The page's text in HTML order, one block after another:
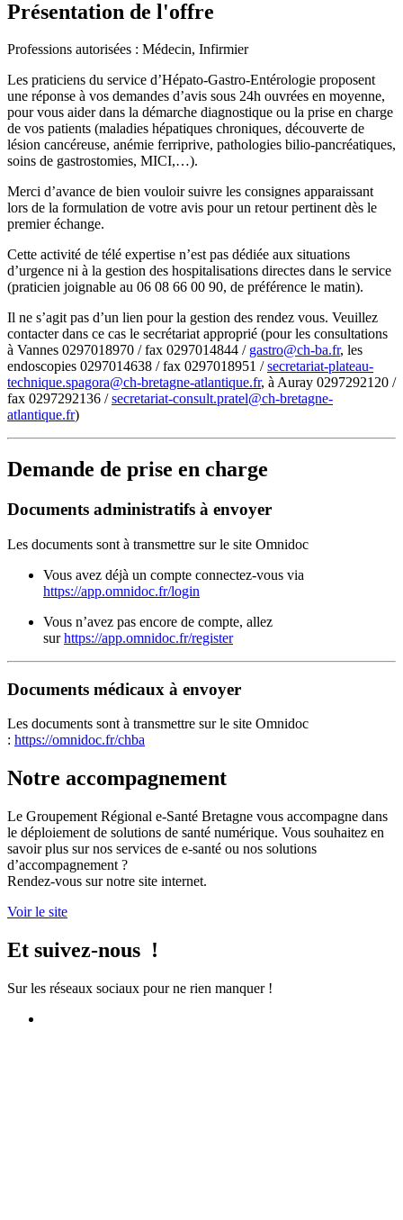
Présentation de l'offre
Professions autorisées : Médecin, Infirmier
Les praticiens du service d’Hépato-Gastro-Entérologie proposent
une réponse à vos demandes d’avis sous 24h ouvrées en moyenne,
pour vous aider dans la démarche diagnostique ou la prise en charge
de vos patients (maladies hépatiques chroniques, découverte de
lésion cancéreuse, anémie ferriprive, pathologies bilio-pancréatiques,
soins de gastrostomies, MICI,…).
Merci d’avance de bien vouloir suivre les consignes apparaissant
lors de la formulation de votre avis pour un retour pertinent dès le
premier échange.
Cette activité de télé expertise n’est pas dédiée aux situations
d’urgence ni à la gestion des hospitalisations directes dans le service
(praticien joignable au 06 08 66 00 90, de préférence le matin).
Il ne s’agit pas d’un lien pour la gestion des rendez vous. Veuillez
contacter dans ce cas le secrétariat approprié (pour les consultations
à Vannes 0297018970 / fax 0297014844 / gastro@ch-ba.fr, les
endoscopies 0297014638 / fax 0297018951 /secretariat-plateau-
technique.spagora@ch-bretagne-atlantique.fr, à Auray 0297292120 /
fax 0297292136 /secretariat-consult.pratel@ch-bretagne-
atlantique.fr)
Demande de prise en charge
Documents administratifs à envoyer
Les documents sont à transmettre sur le site Omnidoc
Vous avez déjà un compte connectez-vous via
https://app.omnidoc.fr/login
Vous n’avez pas encore de compte, allez
surhttps://app.omnidoc.fr/register
Documents médicaux à envoyer
Les documents sont à transmettre sur le site Omnidoc
: https://omnidoc.fr/chba
Notre accompagnement
Le Groupement Régional e-Santé Bretagne vous accompagne dans
le déploiement de solutions de santé numérique. Vous souhaitez en
savoir plus sur nos services de e-santé ou nos solutions
d’accompagnement ?
Rendez-vous sur notre site internet.
Voir le site
Et suivez-nous !
Sur les réseaux sociaux pour ne rien manquer !